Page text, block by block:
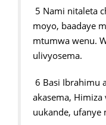
5 Nami nitaleta
moyo, baadaye
mtumwa wenu.
ulivyosema.
6 Basi Ibrahimu
akasema,
uukande, ufanye